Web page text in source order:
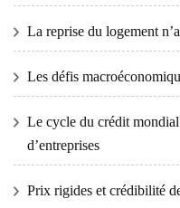
La reprise du logement
Les défis
Le cycle du crédit
d’entreprises
Prix ​​​​rigides et crédibilité